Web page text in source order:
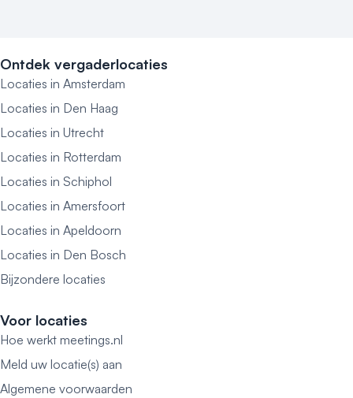
Ontdek vergaderlocaties
Locaties in Amsterdam
Locaties in Den Haag
Locaties in Utrecht
Locaties in Rotterdam
Locaties in Schiphol
Locaties in Amersfoort
Locaties in Apeldoorn
Locaties in Den Bosch
Bijzondere locaties
Voor locaties
Hoe werkt meetings.nl
Meld uw locatie(s) aan
Algemene voorwaarden